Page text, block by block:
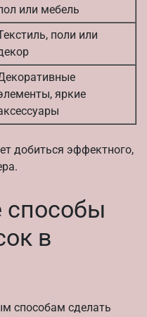
или мебель
поли или
яркие
добиться эффектного,
способы
в
способам сделать